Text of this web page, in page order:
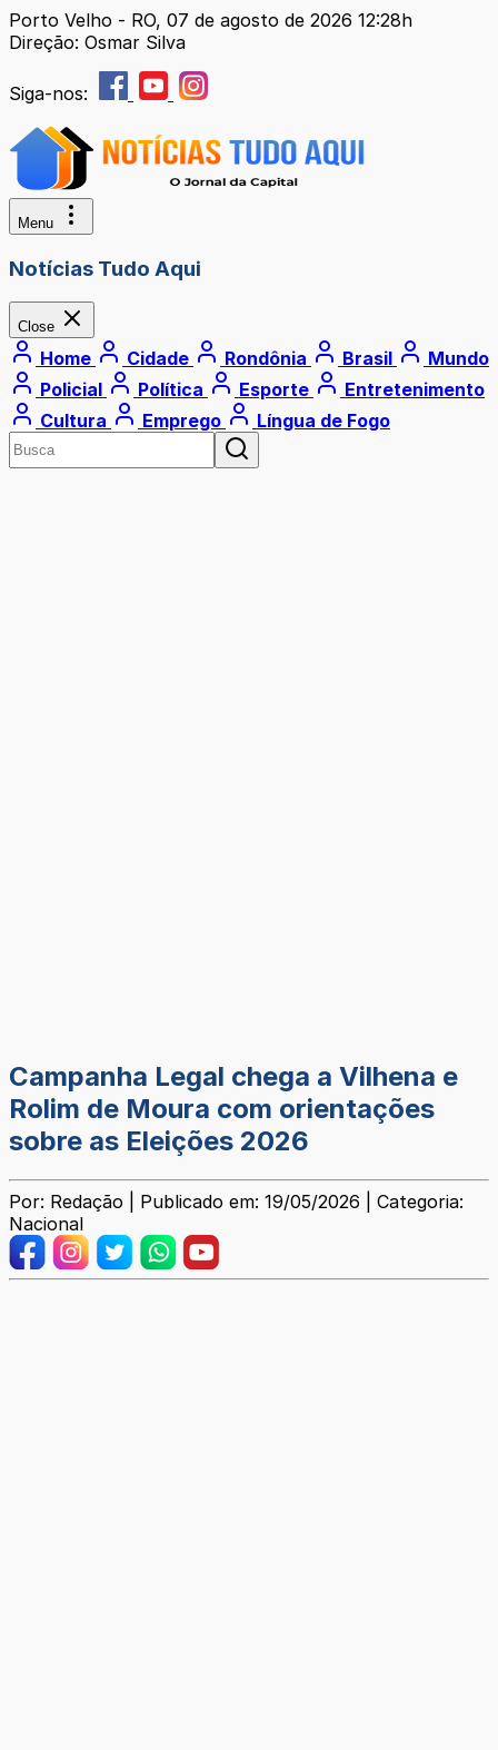
Porto Velho - RO, 07 de agosto de 2026 12:28h
Direção: Osmar Silva
Siga-nos:
Menu
Notícias Tudo Aqui
Close
Home Cidade Rondônia Brasil
Mundo
Policial
Política Esporte
Entretenimento
Cultura
Emprego Língua de Fogo
Campanha Legal chega a Vilhena e
Rolim de Moura com orientações
sobre as Eleições 2026
Por: Redação | Publicado em: 19/05/2026 | Categoria:
Nacional